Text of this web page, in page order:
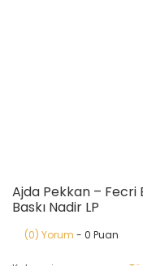
Ajda Pekkan – Fecri
Baskı Nadir LP
(0) Yorum - 0 Puan